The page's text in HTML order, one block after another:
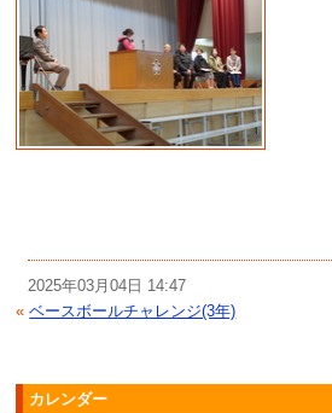
2025年03月04日 14:47
« ベースボールチャレンジ(3年)
カレンダー